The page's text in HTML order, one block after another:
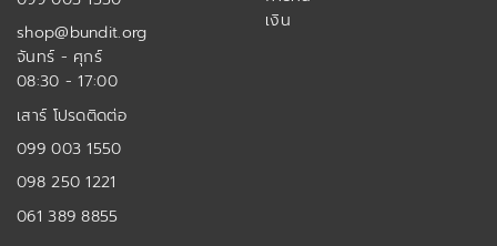
shop@bundit.org
จันทร์ - ศุกร์
08:30 - 17:00
เสาร์ โปรดติดต่อ
099 003 1550
098 250 1221
061 389 8855
เงิน